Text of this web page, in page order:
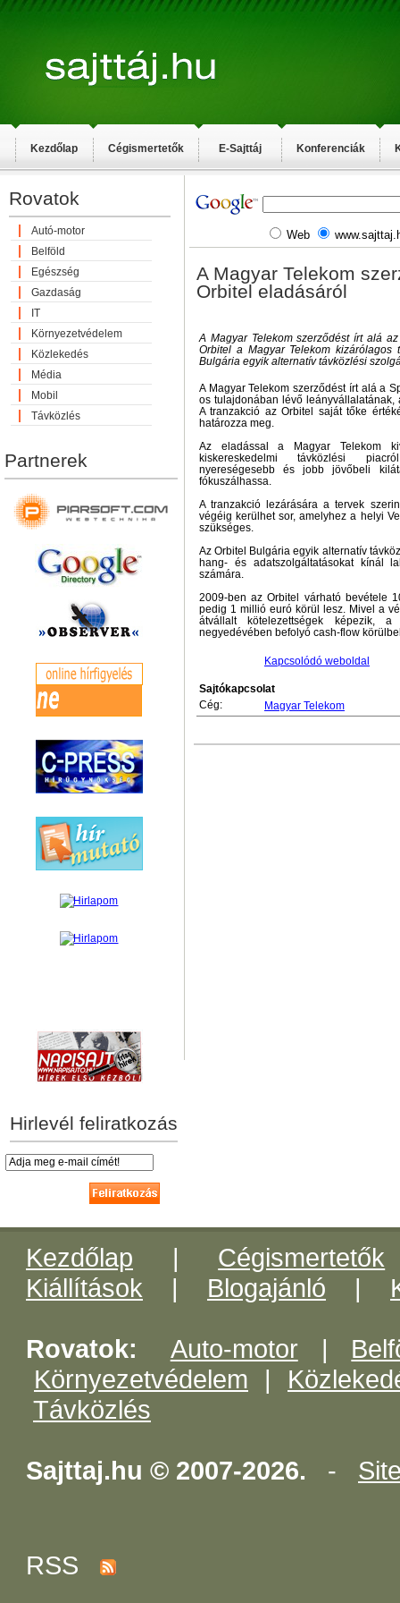
Kezdőlap Cégismertetők E-Sajttáj Konferenciák
Rovatok
Autó-motor
Belföld
Egészség
Gazdaság
IT
Környezetvédelem
Közlekedés
Média
Mobil
Távközlés
Partnerek
Hirlevél feliratkozás
Web
A Magyar Telekom
Orbitel eladásáról
A Magyar Telekom szerződést írt alá
Orbitel a Magyar Telekom kizárólagos
Bulgária egyik alternatív távközlési
A Magyar Telekom szerződést írt alá a
os tulajdonában lévő leányvállalatának,
A tranzakció az Orbitel saját tőke
határozza meg.
Az eladással a Magyar Telekom
kiskereskedelmi távközlési
nyereségesebb és jobb jövőbeli
fókuszálhassa.
A tranzakció lezárására a tervek
végéig kerülhet sor, amelyhez a helyi
szükséges.
Az Orbitel Bulgária egyik alternatív
hang- és adatszolgáltatásokat kínál
számára.
2009-ben az Orbitel várható bevétele
pedig 1 millió euró körül lesz. Mivel a
átvállalt kötelezettségek képezik,
negyedévében befolyó cash-flow
Kapcsolódó weboldal
Sajtókapcsolat
Cég:
Magyar Telekom
Kezdőlap | Cégismertetők
Kiállítások | Blogajánló |
Rovatok: Auto-motor|
Környezetvédelem |
Távközlés
Sajttaj.hu © 2007-2026. -
RSS